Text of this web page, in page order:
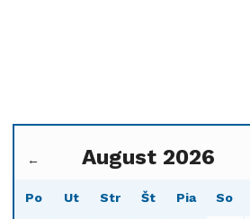
← August 2026
Po Ut Str Št Pia So